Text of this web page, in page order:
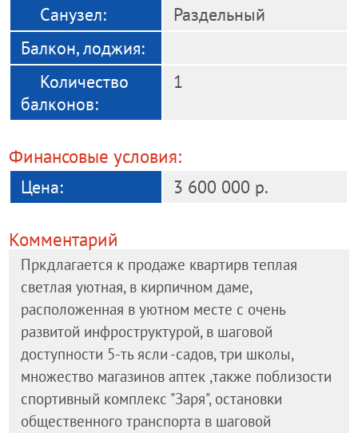
Cанузел:
Раздельный
Балкон, лоджия:
Количество
балконов:
1
Финансовые условия:
Цена: 3 600 000 р.
Комментарий
Пркдлагается к продаже квартирв теплая
светлая уютная, в кирпичном даме,
расположенная в уютном месте с очень
развитой инфроструктурой, в шаговой
доступности 5-ть ясли -садов, три школы,
множество магазинов аптек ,также поблизости
спортивный комплекс "Заря", остановки
общественного транспорта в шаговой